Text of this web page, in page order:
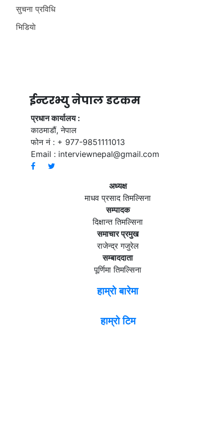
सुचना प्रविधि
भिडियाे
ईन्टरभ्यु नेपाल डटकम
प्रधान कार्यालय :
काठमाडौं, नेपाल
फोन नं : + 977-9851111013
Email : interviewnepal@gmail.com
अध्यक्ष
माधव प्रसाद तिमल्सिना
सम्पादक
दिक्षान्त तिमल्सिना
समाचार प्रमुख
राजेन्द्र गजुरेल
सम्बाददाता
पूर्णिमा तिमल्सिना
हाम्रो बारेमा
हाम्रो टिम